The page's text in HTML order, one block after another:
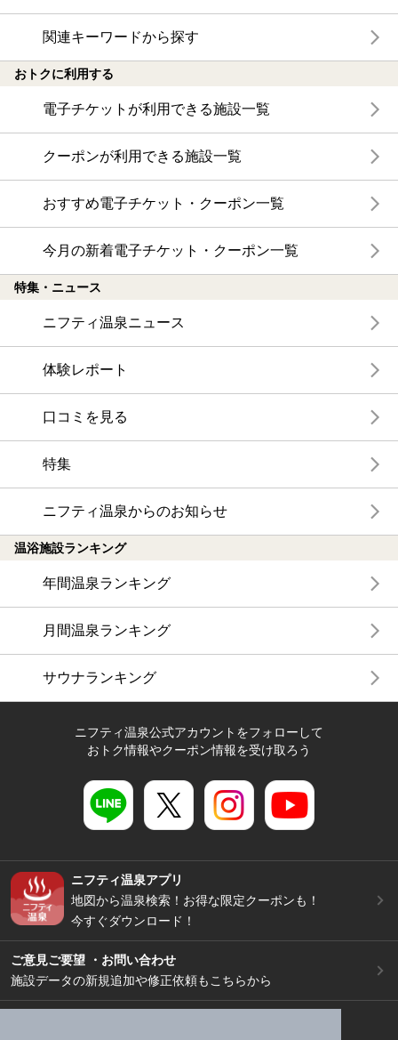
関連キーワードから探す
おトクに利用する
電子チケットが利用できる施設一覧
クーポンが利用できる施設一覧
おすすめ電子チケット・クーポン一覧
今月の新着電子チケット・クーポン一覧
特集・ニュース
ニフティ温泉ニュース
体験レポート
口コミを見る
特集
ニフティ温泉からのお知らせ
温浴施設ランキング
年間温泉ランキング
月間温泉ランキング
サウナランキング
ニフティ温泉公式アカウントをフォローして
おトク情報やクーポン情報を受け取ろう
ニフティ温泉アプリ
地図から温泉検索！お得な限定クーポンも！
今すぐダウンロード！
ご意見ご要望 ・お問い合わせ
施設データの新規追加や修正依頼もこちらから